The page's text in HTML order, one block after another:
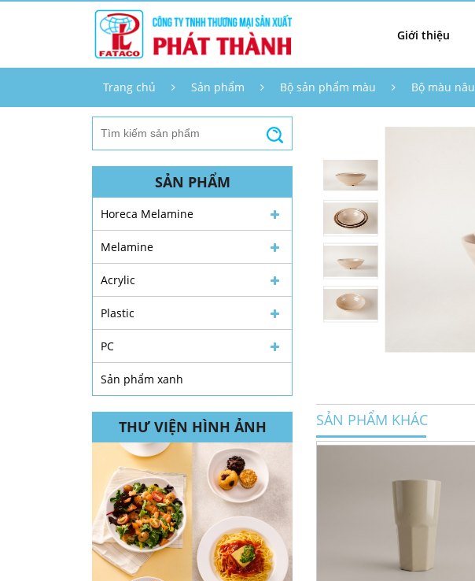
Giới thiệu
Trang chủ Sản phẩm Bộ sản phẩm màu Bộ màu nâu
SẢN PHẨM
Horeca Melamine
Melamine
Acrylic
Plastic
PC
Sản phẩm xanh
THƯ VIỆN HÌNH ẢNH SẢN PHẨM KHÁC